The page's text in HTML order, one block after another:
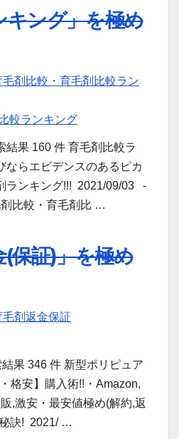
キング」を極め
毛剤比較・育毛剤比較ラン
比較ランキング
結果 160 件 育毛剤比較ラ
ならエビデンスのあるピカ
ランキング!!! 2021/09/03 -
比較・育毛剤比 …
保証)」を極め
毛剤返金保証
結果 346 件 新型ポリピュア
格安】購入術!!・Amazon,
,激安・最安値極め(解約,返
訣! 2021/ …